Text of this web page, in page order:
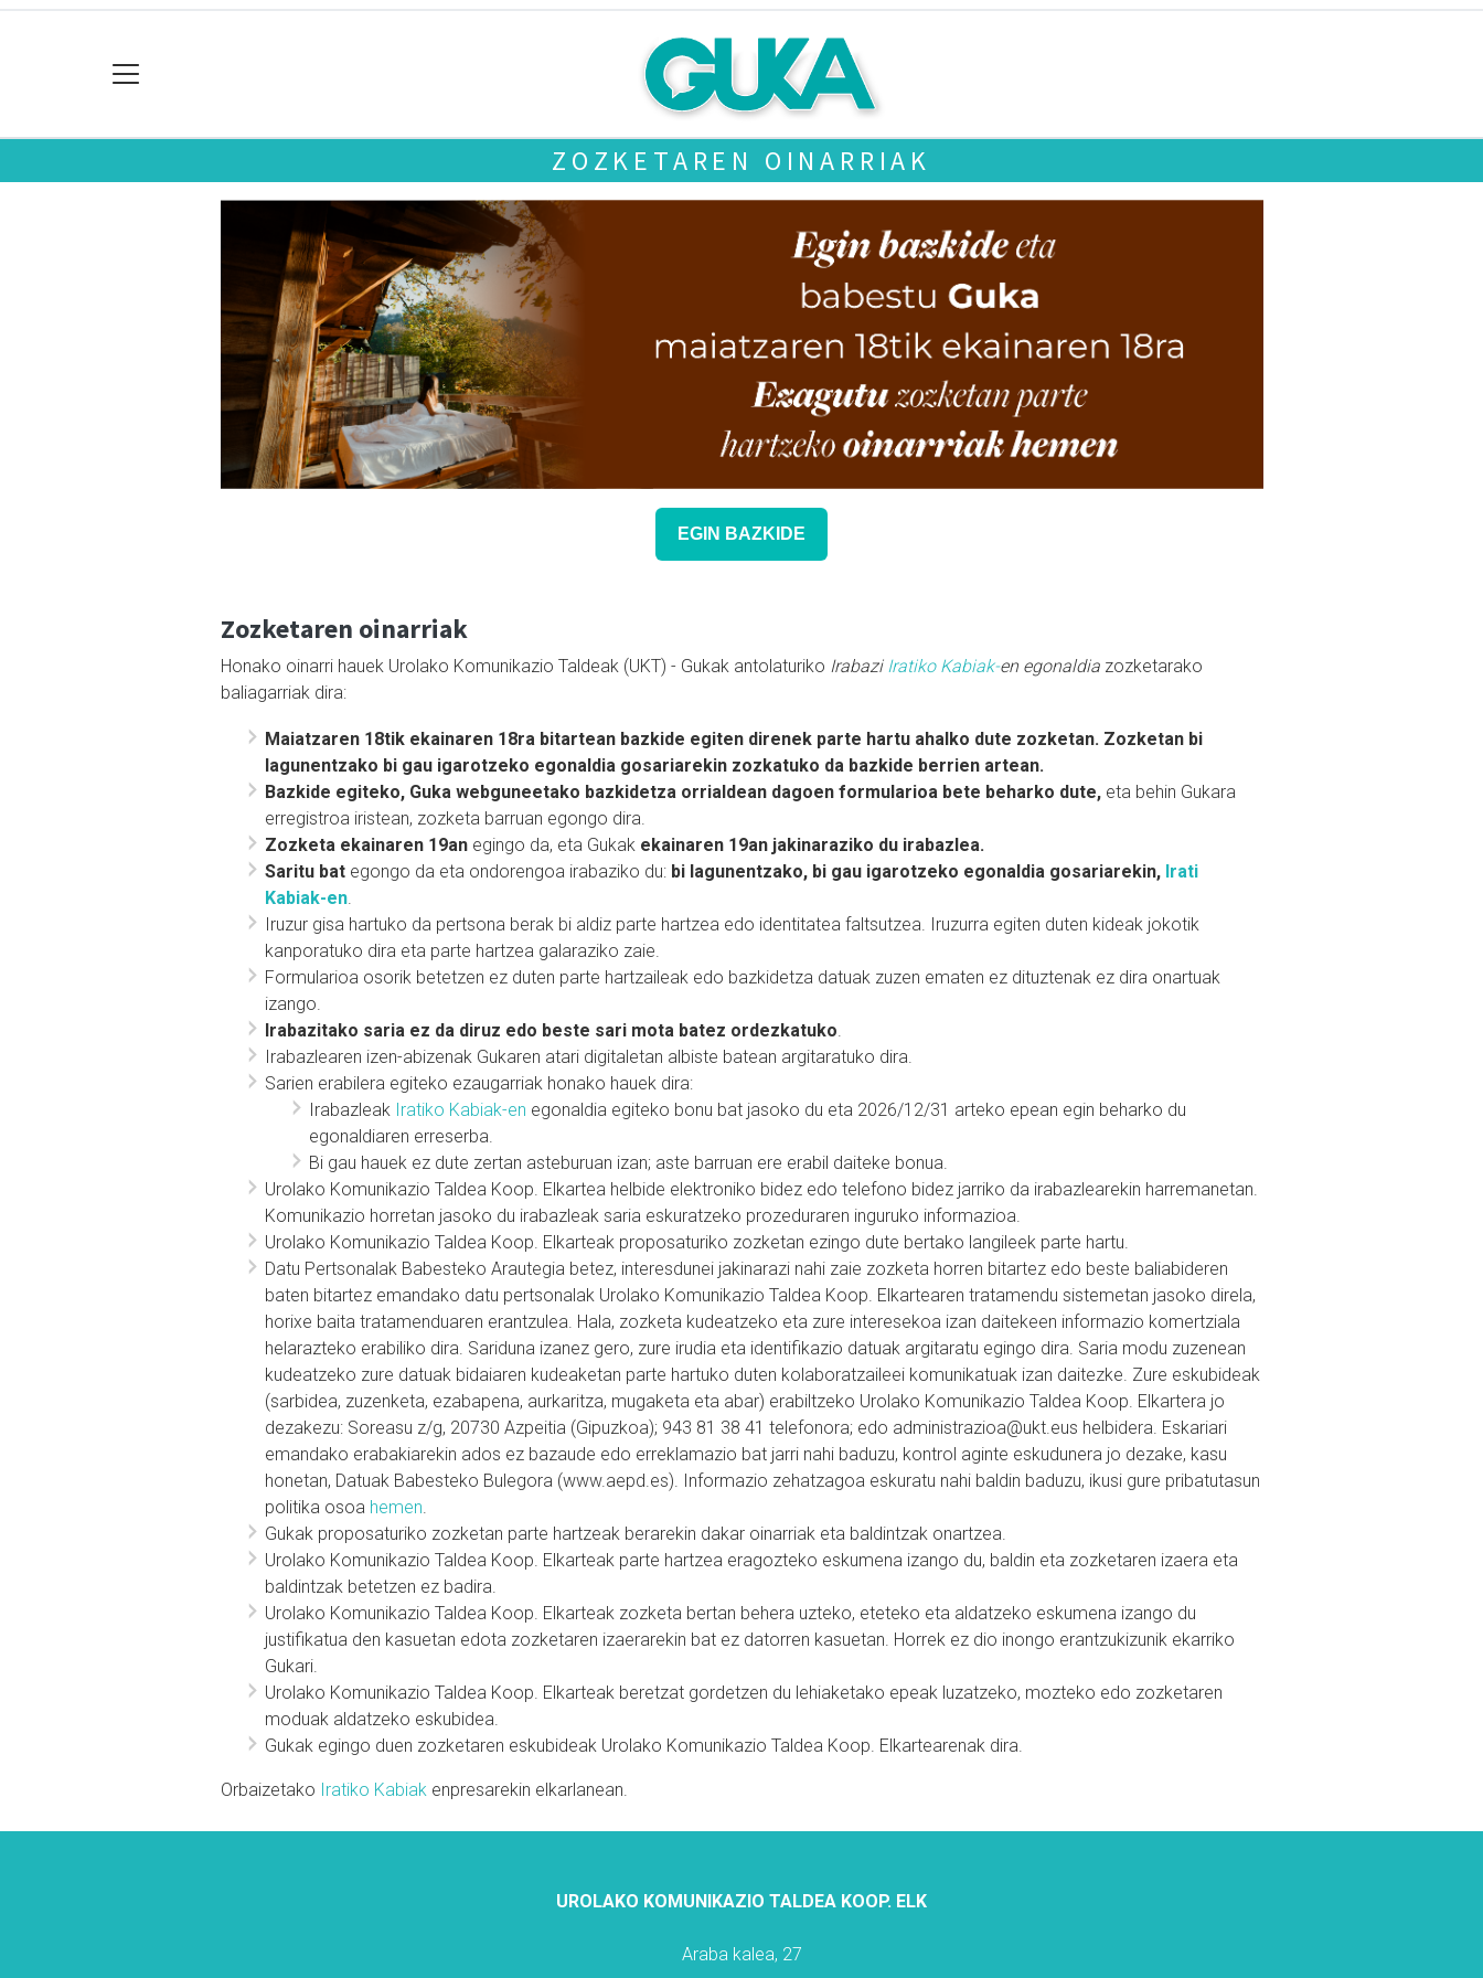
ZOZKETAREN OINARRIAK
EGIN BAZKIDE
Zozketaren oinarriak
Honako oinarri hauek Urolako Komunikazio Taldeak (UKT) - Gukak antolaturiko Irabazi Iratiko Kabiak-en egonaldia zozketarako
baliagarriak dira:
Maiatzaren 18tik ekainaren 18ra bitartean bazkide egiten direnek parte hartu ahalko dute zozketan. Zozketan bi
lagunentzako bi gau igarotzeko egonaldia gosariarekin zozkatuko da bazkide berrien artean.
Bazkide egiteko, Guka webguneetako bazkidetza orrialdean dagoen formularioa bete beharko dute,eta behin Gukara
erregistroa iristean, zozketa barruan egongo dira.
Zozketa ekainaren 19anegingo da, eta Gukak ekainaren 19an jakinaraziko du irabazlea.
Saritu bategongo da eta ondorengoa irabaziko du: bi lagunentzako, bi gau igarotzeko egonaldia gosariarekin, Irati
Kabiak-en.
Iruzur gisa hartuko da pertsona berak bi aldiz parte hartzea edo identitatea faltsutzea. Iruzurra egiten duten kideak jokotik
kanporatuko dira eta parte hartzea galaraziko zaie.
Formularioa osorik betetzen ez duten parte hartzaileak edo bazkidetza datuak zuzen ematen ez dituztenak ez dira onartuak
izango.
Irabazitako saria ez da diruz edo beste sari mota batez ordezkatuko.
Irabazlearen izen-abizenak Gukaren atari digitaletan albiste batean argitaratuko dira.
Sarien erabilera egiteko ezaugarriak honako hauek dira:
Irabazleak Iratiko Kabiak-en egonaldia egiteko bonu bat jasoko du eta 2026/12/31 arteko epean egin beharko du
egonaldiaren erreserba.
Bi gau hauek ez dute zertan asteburuan izan; aste barruan ere erabil daiteke bonua.
Urolako Komunikazio Taldea Koop. Elkartea helbide elektroniko bidez edo telefono bidez jarriko da irabazlearekin harremanetan.
Komunikazio horretan jasoko du irabazleak saria eskuratzeko prozeduraren inguruko informazioa.
Urolako Komunikazio Taldea Koop. Elkarteak proposaturiko zozketan ezingo dute bertako langileek parte hartu.
Datu Pertsonalak Babesteko Arautegia betez, interesdunei jakinarazi nahi zaie zozketa horren bitartez edo beste baliabideren
baten bitartez emandako datu pertsonalak Urolako Komunikazio Taldea Koop. Elkartearen tratamendu sistemetan jasoko direla,
horixe baita tratamenduaren erantzulea. Hala, zozketa kudeatzeko eta zure interesekoa izan daitekeen informazio komertziala
helarazteko erabiliko dira. Sariduna izanez gero, zure irudia eta identifikazio datuak argitaratu egingo dira. Saria modu zuzenean
kudeatzeko zure datuak bidaiaren kudeaketan parte hartuko duten kolaboratzaileei komunikatuak izan daitezke. Zure eskubideak
(sarbidea, zuzenketa, ezabapena, aurkaritza, mugaketa eta abar) erabiltzeko Urolako Komunikazio Taldea Koop. Elkartera jo
dezakezu: Soreasu z/g, 20730 Azpeitia (Gipuzkoa); 943 81 38 41 telefonora; edo administrazioa@ukt.eus helbidera. Eskariari
emandako erabakiarekin ados ez bazaude edo erreklamazio bat jarri nahi baduzu, kontrol aginte eskudunera jo dezake, kasu
honetan, Datuak Babesteko Bulegora (www.aepd.es). Informazio zehatzagoa eskuratu nahi baldin baduzu, ikusi gure pribatutasun
politika osoa hemen.
Gukak proposaturiko zozketan parte hartzeak berarekin dakar oinarriak eta baldintzak onartzea.
Urolako Komunikazio Taldea Koop. Elkarteak parte hartzea eragozteko eskumena izango du, baldin eta zozketaren izaera eta
baldintzak betetzen ez badira.
Urolako Komunikazio Taldea Koop. Elkarteak zozketa bertan behera uzteko, eteteko eta aldatzeko eskumena izango du
justifikatua den kasuetan edota zozketaren izaerarekin bat ez datorren kasuetan. Horrek ez dio inongo erantzukizunik ekarriko
Gukari.
Urolako Komunikazio Taldea Koop. Elkarteak beretzat gordetzen du lehiaketako epeak luzatzeko, mozteko edo zozketaren
moduak aldatzeko eskubidea.
Gukak egingo duen zozketaren eskubideak Urolako Komunikazio Taldea Koop. Elkartearenak dira.
Orbaizetako Iratiko Kabiakenpresarekin elkarlanean.
UROLAKO KOMUNIKAZIO TALDEA KOOP. ELK
Araba kalea, 27